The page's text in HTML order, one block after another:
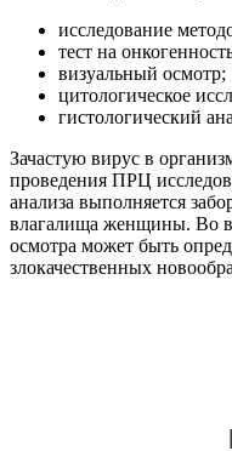
исследование
тест на
визуальный осмотр;
цитологическое
гистологический
Зачастую вирус в
проведения ПРЦ
анализа выполняется
влагалища женщины. Во
осмотра может быть
злокачественных